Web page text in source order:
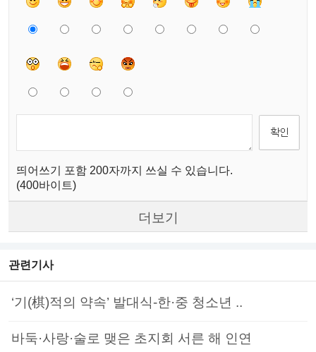
띄어쓰기 포함 200자까지 쓰실 수 있습니다.
(400바이트)
더보기
관련기사
‘기(棋)적의 약속’ 발대식-한·중 청소년 ..
바둑·사랑·술로 맺은 초지회 서른 해 인연